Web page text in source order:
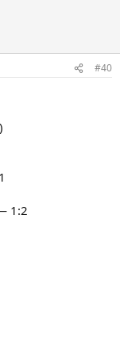
#40
1:2